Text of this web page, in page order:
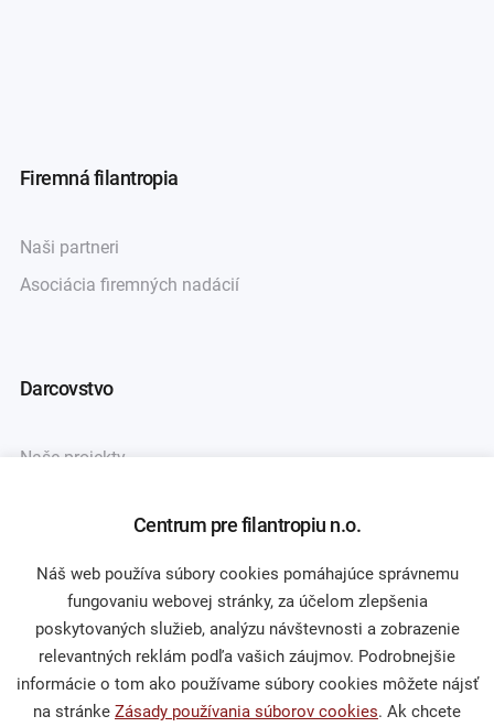
Firemná filantropia
Naši partneri
Asociácia firemných nadácií
Darcovstvo
Naše projekty
Občianska spoločnosť
Publikácie a mediálne výstupy
Výskumy a analýzy
Centrum pre filantropiu n.o.
Náš web používa súbory cookies pomáhajúce správnemu
fungovaniu webovej stránky, za účelom zlepšenia
poskytovaných služieb, analýzu návštevnosti a zobrazenie
relevantných reklám podľa vašich záujmov. Podrobnejšie
informácie o tom ako používame súbory cookies môžete nájsť
na stránke Zásady používania súborov cookies. Ak chcete